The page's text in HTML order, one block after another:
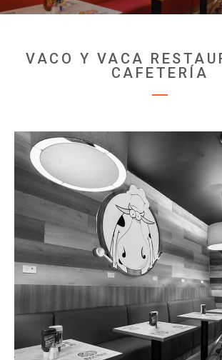
VACO Y VACA
CAFETERÍA